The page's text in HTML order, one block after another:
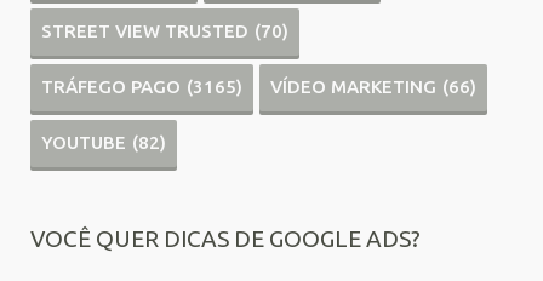
STREET VIEW TRUSTED (70)
TRÁFEGO PAGO (3165) VÍDEO MARKETING (66)
YOUTUBE (82)
VOCÊ QUER DICAS DE GOOGLE ADS?